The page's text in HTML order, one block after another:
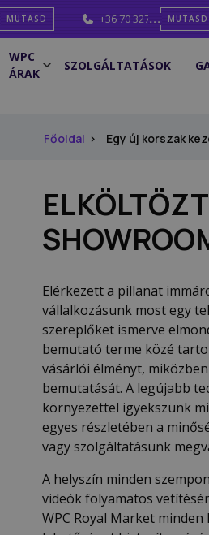
MUTASD +36 70 327 0001MUTASD
WPC
ÁRAK
SZOLGÁLTATÁSOK
Főoldal Egy új korszak
Elérkezett a pillanat
vállalkozásunk most egy
szereplőket ismerve
bemutató terme közé
vásárlói élményt,
bemutatását. A legújabb
környezettel igyekszünk
egyes részletében a
vagy szolgáltatásunk
A helyszín minden
videók folyamatos
WPC Royal Market